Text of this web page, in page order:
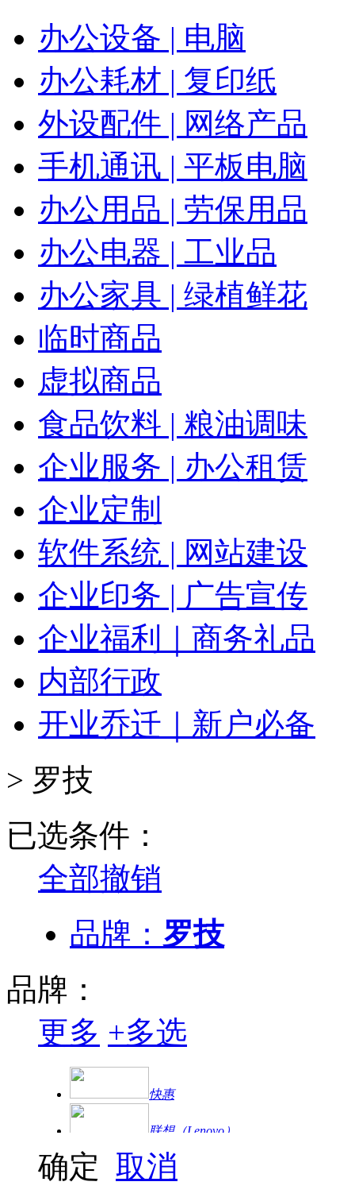
办公设备 | 电脑
办公耗材 | 复印纸
外设配件 | 网络产品
手机通讯 | 平板电脑
办公用品 | 劳保用品
办公电器 | 工业品
办公家具 | 绿植鲜花
临时商品
虚拟商品
食品饮料 | 粮油调味
企业服务 | 办公租赁
企业定制
软件系统 | 网站建设
企业印务 | 广告宣传
企业福利｜商务礼品
内部行政
开业乔迁｜新户必备
> 罗技
已选条件：
全部撤销
品牌： 罗技
品牌：
更多 +多选
快惠
联想（Lenovo）
爱普生
确定 取消